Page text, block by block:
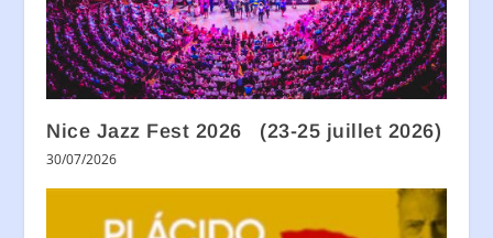
Nice Jazz Fest 2026 (23-25 juillet 2026)
30/07/2026